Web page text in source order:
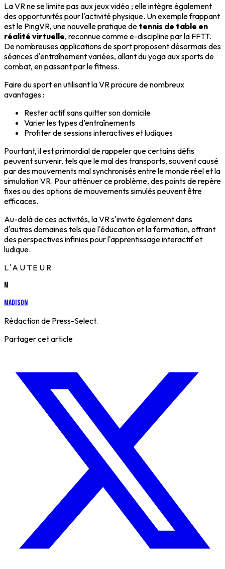
La VR ne se limite pas aux jeux vidéo ; elle intègre également
des opportunités pour l'activité physique. Un exemple frappant
est le PingVR, une nouvelle pratique de tennis de table en
réalité virtuelle, reconnue comme e-discipline par la FFTT.
De nombreuses applications de sport proposent désormais des
séances d'entraînement variées, allant du yoga aux sports de
combat, en passant par le fitness.
Faire du sport en utilisant la VR procure de nombreux
avantages :
Rester actif sans quitter son domicile
Varier les types d’entraînements
Profiter de sessions interactives et ludiques
Pourtant, il est primordial de rappeler que certains défis
peuvent survenir, tels que le mal des transports, souvent causé
par des mouvements mal synchronisés entre le monde réel et la
simulation VR. Pour atténuer ce problème, des points de repère
fixes ou des options de mouvements simulés peuvent être
efficaces.
Au-delà de ces activités, la VR s'invite également dans
d'autres domaines tels que l'éducation et la formation, offrant
des perspectives infinies pour l'apprentissage interactif et
ludique.
L'AUTEUR
M
Madison
Rédaction de Press-Select.
Partager cet article